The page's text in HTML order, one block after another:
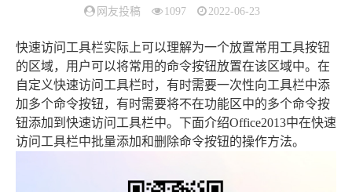
网友投稿 1097 2022-06-23
快速访问工具栏实际上可以理解为一个放置常用工具按钮
的区域，用户可以将常用的命令按钮放置在该区域中。在
自定义快速访问工具栏时，有时需要一次性向工具栏中添
加多个命令按钮，有时需要将不在功能区中的多个命令按
钮添加到快速访问工具栏中。下面介绍Office2013中在快速
访问工具栏中批量添加和删除命令按钮的操作方法。